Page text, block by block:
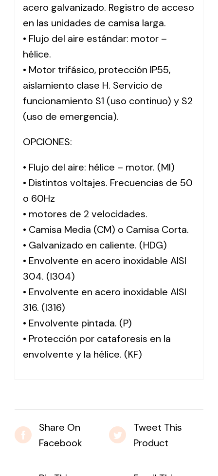
acero galvanizado. Registro de acceso
en las unidades de camisa larga.
• Flujo del aire estándar: motor –
hélice.
• Motor trifásico, protección IP55,
aislamiento clase H. Servicio de
funcionamiento S1 (uso continuo) y S2
(uso de emergencia).
OPCIONES:
• Flujo del aire: hélice – motor. (MI)
• Distintos voltajes. Frecuencias de 50
o 60Hz
• motores de 2 velocidades.
• Camisa Media (CM) o Camisa Corta.
• Galvanizado en caliente. (HDG)
• Envolvente en acero inoxidable AISI
304. (I304)
• Envolvente en acero inoxidable AISI
316. (I316)
• Envolvente pintada. (P)
• Protección por cataforesis en la
envolvente y la hélice. (KF)
Share On
Facebook
Tweet This
Product